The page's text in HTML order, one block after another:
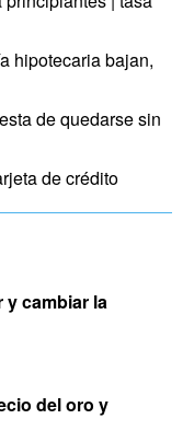
hipotecaria bajan,
de quedarse sin
de crédito
y cambiar la
del oro y